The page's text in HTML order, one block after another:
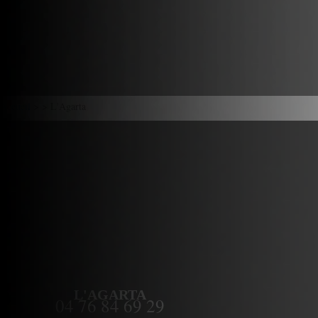
L'AGARTA
04 76 84 69 29